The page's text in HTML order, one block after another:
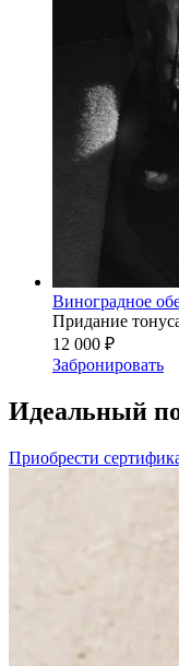
Виноградное
Придание
12 000 ₽
Забронировать
Идеальный
Приобрести